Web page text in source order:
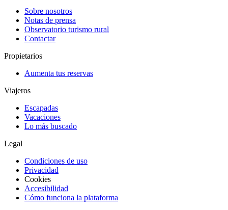
Sobre nosotros
Notas de prensa
Observatorio turismo rural
Contactar
Propietarios
Aumenta tus reservas
Viajeros
Escapadas
Vacaciones
Lo más buscado
Legal
Condiciones de uso
Privacidad
Cookies
Accesibilidad
Cómo funciona la plataforma